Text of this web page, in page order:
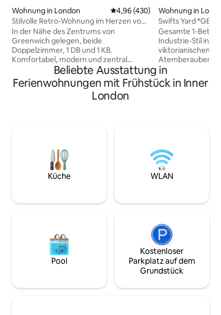
Wohnung in London Durchschnittliche Bewertung:
4,96 (430)
Stilvolle Retro-Wohnung im Herzen von
Greenwich
In der Nähe des Zentrums von
Greenwich gelegen, beide
Doppelzimmer, 1 DB und 1 KB.
Komfortabel, modern und zentral
gelegen, um das pulsierende Greenwich
zu erkunden, die Bars, Restaurants und
Geschäfte zu genießen oder die
Sehenswürdigkeiten Londons zu
benötigst. Wenn du möchtest, dass
etwas im Voraus gekauft oder
bereitgestellt wird, frage bitte auch an
und wir werden sehen, wie wir es dir
Sehenswürdigkeiten des historischen
Royal Greenwich Park. Der Greenwich
Park beherbergt die Prime Meridian Line
und das Royal Observatory und ist Teil
des Greenwich Maritime World Heritage
Site, in dem sich das National Maritime
Museum und das Old Royal Naval
Wohnung in
Swifts Yard
Vintage Industrie
Gesamte 1-Bett-
Industrie-Stil in
viktorianischen
von der Straße
ausgestatteter
Crystal Palace
Minuten entfernt.
Bett (UK). Ideal
Bitte frage, falls
Aufenthalt
Beliebte Ausstattung in
Ferienwohnungen mit Frühstück in Inner
London
Küche WLAN
Pool
Kostenloser
Parkplatz auf dem
Grundstück